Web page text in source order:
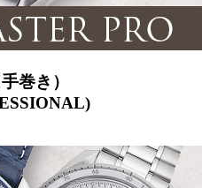
巻き）